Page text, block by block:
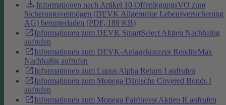
Informationen nach Artikel 10 OffenlegungsVO zum
Sicherungsvermögen (DEVK Allgemeine Lebensversicherung
AG) herunterladen (PDF, 188 KB)
Informationen zum DEVK SmartSelect Aktien Nachhaltig
aufrufen
Informationen zum DEVK-Anlagekonzept RenditeMax
Nachhaltig aufrufen
Informationen zum Lupus Alpha Return I aufrufen
Informationen zum Monega Dänische Covered Bonds I
aufrufen
Informationen zum Monega FairInvest Aktien R aufrufen